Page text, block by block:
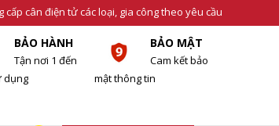
cấp cân điện tử các loại, gia công theo yêu cầu
BẢO HÀNH
Tận nơi 1 đến
dụng
BẢO MẬT
Cam kết bảo
mật thông tin